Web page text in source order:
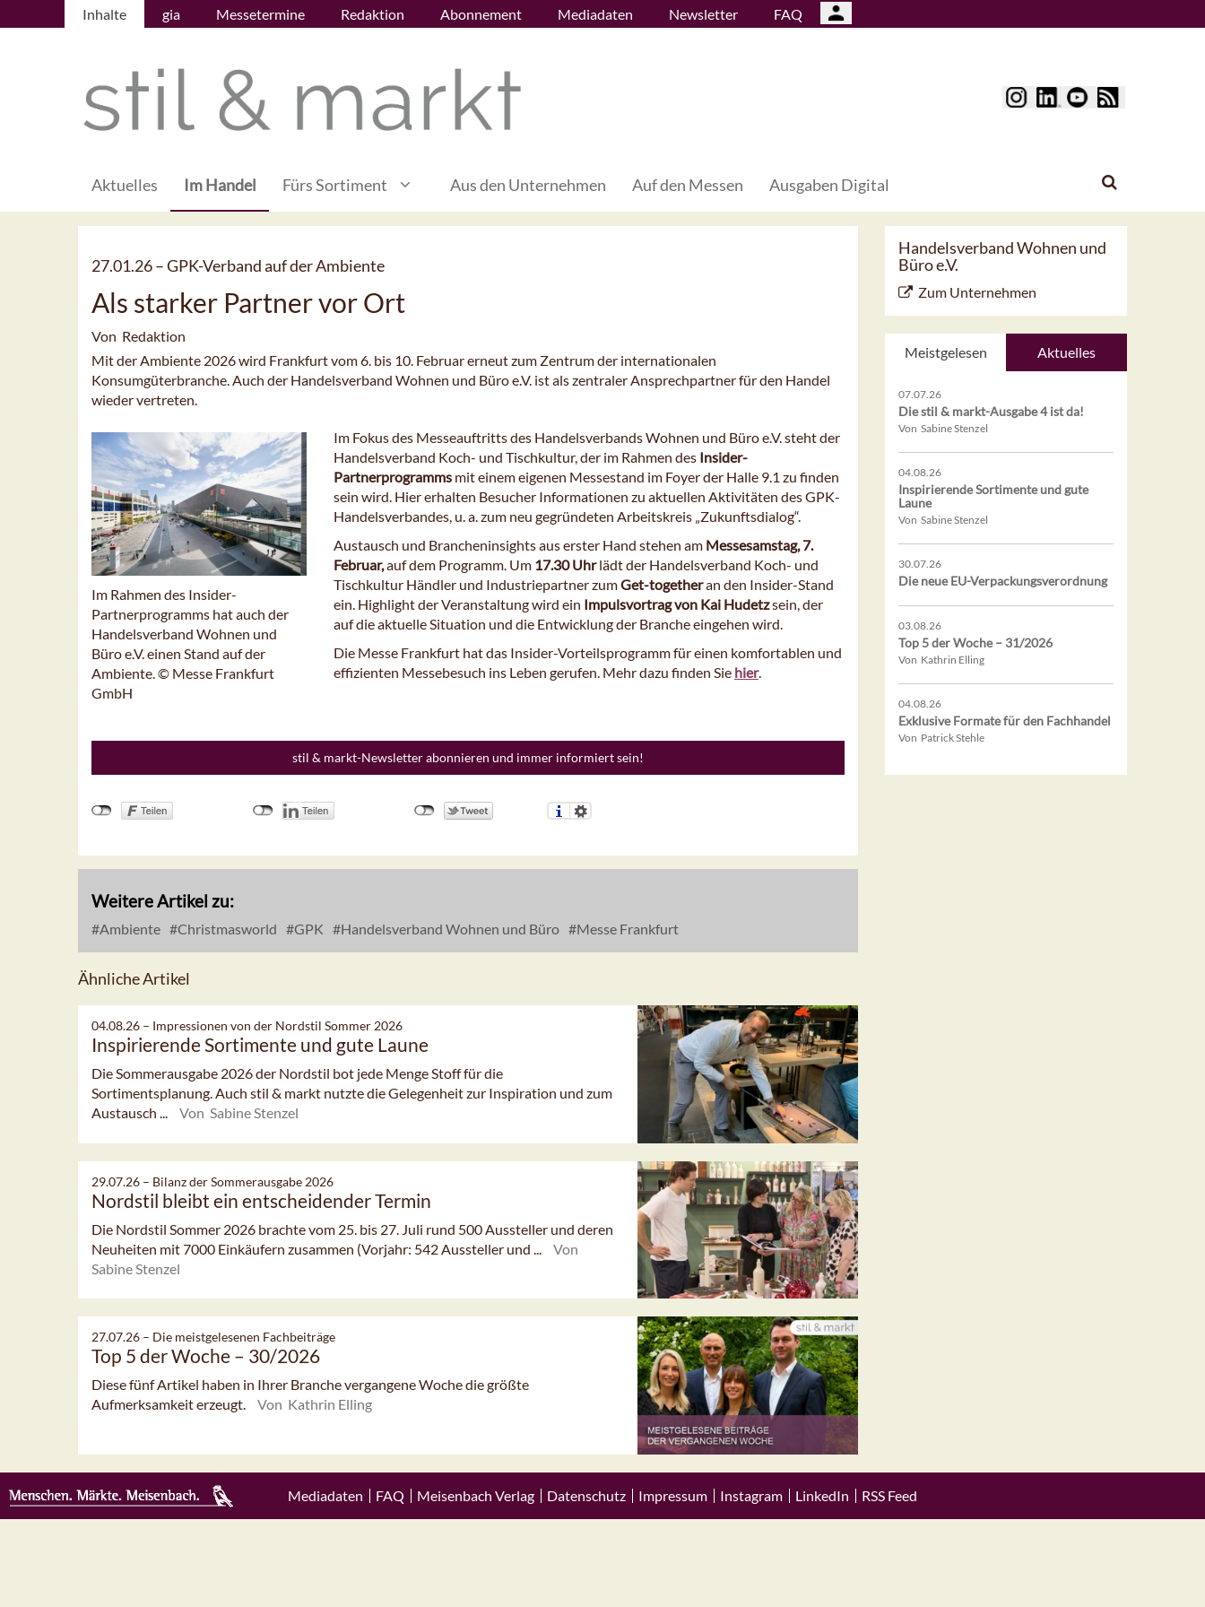
Inhalte gia Messetermine Redaktion Abonnement Mediadaten Newsletter FAQ
Aktuelles Im Handel Fürs Sortiment Aus den Unternehmen Auf den Messen Ausgaben Digital
27.01.26 –GPK-Verband auf der Ambiente
Als starker Partner vor Ort
Von Redaktion
Mit der Ambiente 2026 wird Frankfurt vom 6. bis 10. Februar erneut zum Zentrum der internationalen
Konsumgüterbranche. Auch der Handelsverband Wohnen und Büro e.V. ist als zentraler Ansprechpartner für den Handel
wieder vertreten.
Im Rahmen des Insider-
Partnerprogramms hat auch der
Handelsverband Wohnen und
Büro e.V. einen Stand auf der
Ambiente. © Messe Frankfurt
GmbH
Im Fokus des Messeauftritts des Handelsverbands Wohnen und Büro e.V. steht der
Handelsverband Koch- und Tischkultur, der im Rahmen des Insider-
Partnerprogramms mit einem eigenen Messestand im Foyer der Halle 9.1 zu finden
sein wird. Hier erhalten Besucher Informationen zu aktuellen Aktivitäten des GPK-
Handelsverbandes, u. a. zum neu gegründeten Arbeitskreis „Zukunftsdialog“.
Austausch und Brancheninsights aus erster Hand stehen am Messesamstag, 7.
Februar,auf dem Programm. Um 17.30 Uhrlädt der Handelsverband Koch- und
Tischkultur Händler und Industriepartner zumGet-togetheran den Insider-Stand
ein. Highlight der Veranstaltung wird ein Impulsvortrag von Kai Hudetzsein, der
auf die aktuelle Situation und die Entwicklung der Branche eingehen wird.
Die Messe Frankfurt hat das Insider-Vorteilsprogramm für einen komfortablen und
effizienten Messebesuch ins Leben gerufen. Mehr dazu finden Sie hier.
stil & markt-Newsletter abonnieren und immer informiert sein!
Weitere Artikel zu:
Ambiente Christmasworld GPK Handelsverband Wohnen und Büro Messe Frankfurt
Ähnliche Artikel
04.08.26 – Impressionen von der Nordstil Sommer 2026
Inspirierende Sortimente und gute Laune
Die Sommerausgabe 2026 der Nordstil bot jede Menge Stoff für die
Sortimentsplanung. Auch stil & markt nutzte die Gelegenheit zur Inspiration und zum
Austausch ...
Von Sabine Stenzel
29.07.26 – Bilanz der Sommerausgabe 2026
Nordstil bleibt ein entscheidender Termin
Die Nordstil Sommer 2026 brachte vom 25. bis 27. Juli rund 500 Aussteller und deren
Neuheiten mit 7000 Einkäufern zusammen (Vorjahr: 542 Aussteller und ...
Von
Sabine Stenzel
27.07.26 – Die meistgelesenen Fachbeiträge
Top 5 der Woche – 30/2026
Diese fünf Artikel haben in Ihrer Branche vergangene Woche die größte
Aufmerksamkeit erzeugt.
Von Kathrin Elling
Handelsverband Wohnen und
Büro e.V.
Zum Unternehmen
Meistgelesen Aktuelles
07.07.26
Die stil & markt-Ausgabe 4 ist da!
Von Sabine Stenzel
04.08.26
Inspirierende Sortimente und gute
Laune
Von Sabine Stenzel
30.07.26
Die neue EU-Verpackungsverordnung
03.08.26
Top 5 der Woche – 31/2026
Von Kathrin Elling
04.08.26
Exklusive Formate für den Fachhandel
Von Patrick Stehle
Mediadaten FAQ Meisenbach Verlag Datenschutz Impressum Instagram LinkedIn RSS Feed